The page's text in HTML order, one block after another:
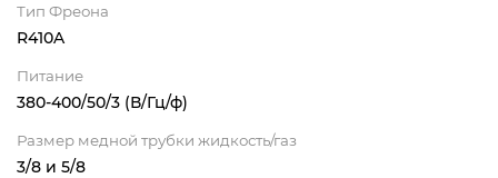
Тип Фреона
R410A
Питание
380-400/50/3 (В/Гц/ф)
Размер медной трубки жидкость/газ
3/8 и 5/8